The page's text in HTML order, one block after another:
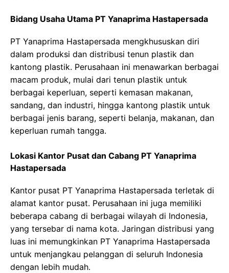
Bidang Usaha Utama PT Yanaprima Hastapersada
PT Yanaprima Hastapersada mengkhususkan diri
dalam produksi dan distribusi tenun plastik dan
kantong plastik. Perusahaan ini menawarkan berbagai
macam produk, mulai dari tenun plastik untuk
berbagai keperluan, seperti kemasan makanan,
sandang, dan industri, hingga kantong plastik untuk
berbagai jenis barang, seperti belanja, makanan, dan
keperluan rumah tangga.
Lokasi Kantor Pusat dan Cabang PT Yanaprima
Hastapersada
Kantor pusat PT Yanaprima Hastapersada terletak di
alamat kantor pusat. Perusahaan ini juga memiliki
beberapa cabang di berbagai wilayah di Indonesia,
yang tersebar di nama kota. Jaringan distribusi yang
luas ini memungkinkan PT Yanaprima Hastapersada
untuk menjangkau pelanggan di seluruh Indonesia
dengan lebih mudah.